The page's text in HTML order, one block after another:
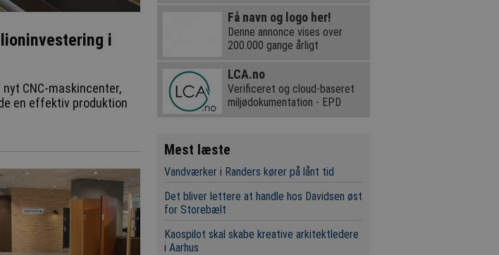
i
CNC-maskincenter,
en effektiv produktion
Få navn og logo her!
Denne annonce vises over
200.000 gange årligt
LCA.no
Verificeret og cloud-baseret
miljødokumentation - EPD
Mest læste
Vandværker i Randers kører på lånt tid
Det bliver lettere at handle hos Davidsen øst
for Storebælt
Kaospilot skal skabe kreative arkitektledere
i Aarhus